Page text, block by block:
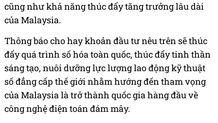
cũng như khả năng thúc đẩy tăng trưởng lâu dài
của Malaysia.
Thông báo cho hay khoản đầu tư nêu trên sẽ thúc
đẩy quá trình số hóa toàn quốc, thúc đẩy tinh thần
sáng tạo, nuôi dưỡng lực lượng lao động kỹ thuật
số đẳng cấp thế giới nhằm hướng đến tham vọng
của Malaysia là trở thành quốc gia hàng đầu về
công nghệ điện toán đám mây.